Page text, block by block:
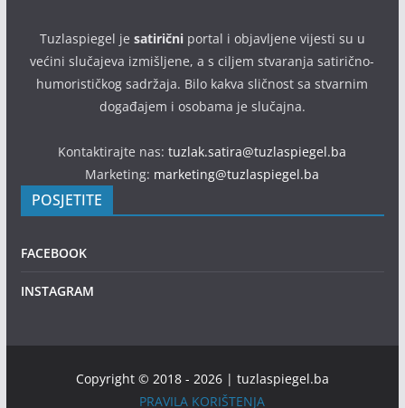
Tuzlaspiegel je satiričniportal i objavljene vijesti su u
većini slučajeva izmišljene, a s ciljem stvaranja satirično-
humorističkog sadržaja. Bilo kakva sličnost sa stvarnim
događajem i osobama je slučajna.
Kontaktirajte nas:tuzlak.satira@tuzlaspiegel.ba
Marketing: marketing@tuzlaspiegel.ba
POSJETITE
FACEBOOK
INSTAGRAM
Copyright © 2018 - 2026 | tuzlaspiegel.ba
PRAVILA KORIŠTENJA